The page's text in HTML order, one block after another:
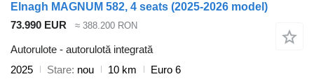
Elnagh MAGNUM 582, 4 seats (2025-2026 model)
73.990 EUR
≈ 388.200 RON
Autorulote - autorulotă integrată
2025
Stare nou 10 km
Euro 6